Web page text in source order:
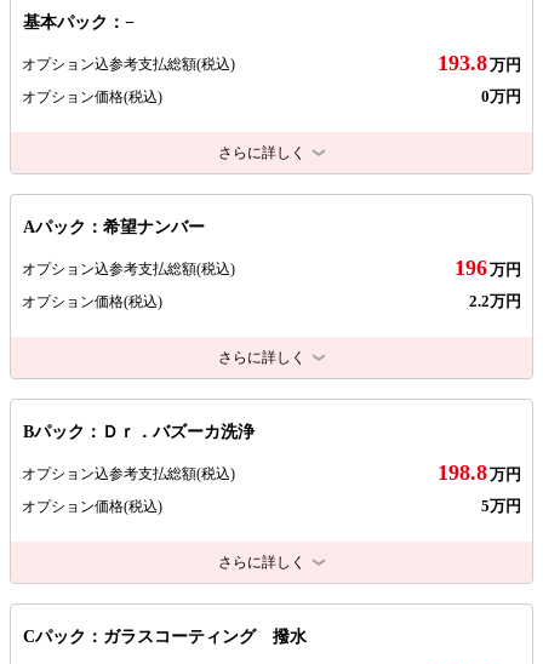
基本パック：−
オプション込参考支払総額(税込) 193.8万円
オプション価格(税込) 0万円
さらに詳しく
Aパック：希望ナンバー
オプション込参考支払総額(税込) 196万円
オプション価格(税込) 2.2万円
さらに詳しく
Bパック：Ｄｒ．バズーカ洗浄
オプション込参考支払総額(税込) 198.8万円
オプション価格(税込) 5万円
さらに詳しく
Cパック：ガラスコーティング 撥水